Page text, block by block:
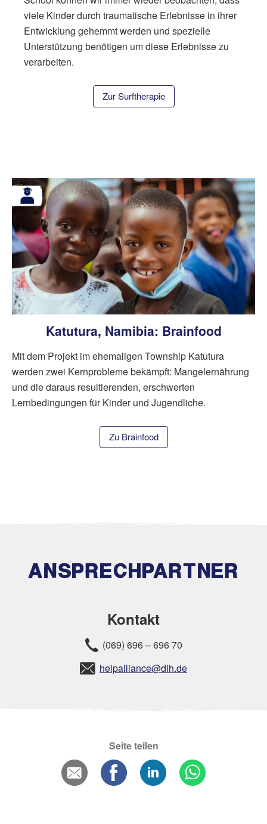
viele Kinder durch traumatische Erlebnisse in ihrer
Entwicklung gehemmt werden und spezielle
Unterstützung benötigen um diese Erlebnisse zu
verarbeiten.
Zur Surftherapie
Katutura, Namibia: Brainfood
Mit dem Projekt im ehemaligen Township Katutura
werden zwei Kernprobleme bekämpft: Mangelernährung
und die daraus resultierenden, erschwerten
Lernbedingungen für Kinder und Jugendliche.
Zu Brainfood
ANSPRECHPARTNER
Kontakt
(069) 696 – 696 70
helpalliance@dlh.de
Seite teilen